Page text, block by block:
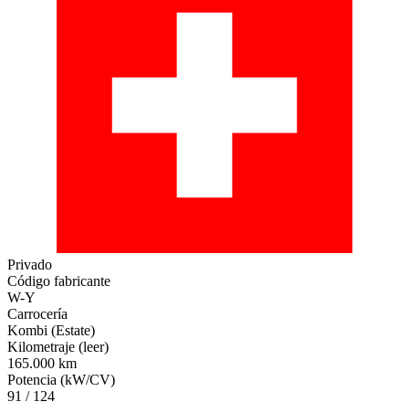
Privado
Código fabricante
W-Y
Carrocería
Kombi (Estate)
Kilometraje (leer)
165.000 km
Potencia (kW/CV)
91 / 124